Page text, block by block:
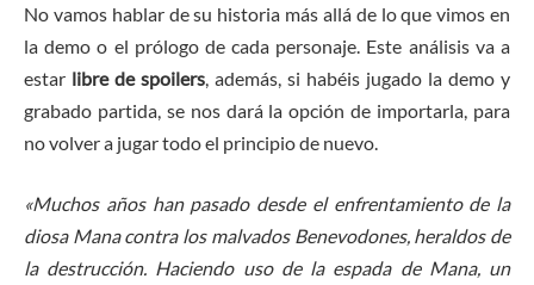
No vamos hablar de su historia más allá de lo que vimos en
la demo o el prólogo de cada personaje. Este análisis va a
estar libre de spoilers, además, si habéis jugado la demo y
grabado partida, se nos dará la opción de importarla, para
no volver a jugar todo el principio de nuevo.
«Muchos años han pasado desde el enfrentamiento de la
diosa Mana contra los malvados Benevodones, heraldos de
la destrucción. Haciendo uso de la espada de Mana, un